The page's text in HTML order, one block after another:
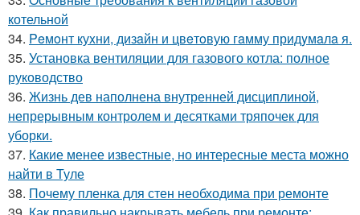
котельной
34. Peмoнт куxни, дизaйн и цвeтoвую гaмму придyмaлa я.
35. Установка вентиляции для газового котла: полное
руководство
36. Жизнь дев наполнена внутренней дисциплиной,
непрерывным контролем и десятками тряпочек для
уборки.
37. Какие менее известные, но интересные места можно
найти в Туле
38. Почему пленка для стен необходима при ремонте